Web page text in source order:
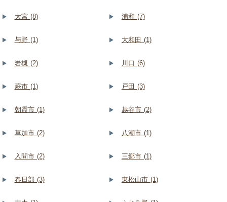
大宮 (8) 浦和 (7)
与野 (1) 大和田 (1)
岩槻 (2) 川口 (6)
蕨市 (1) 戸田 (3)
朝霞市 (1) 越谷市 (2)
草加市 (2) 八潮市 (1)
入間市 (2) 三郷市 (1)
春日部 (3) 東松山市 (1)